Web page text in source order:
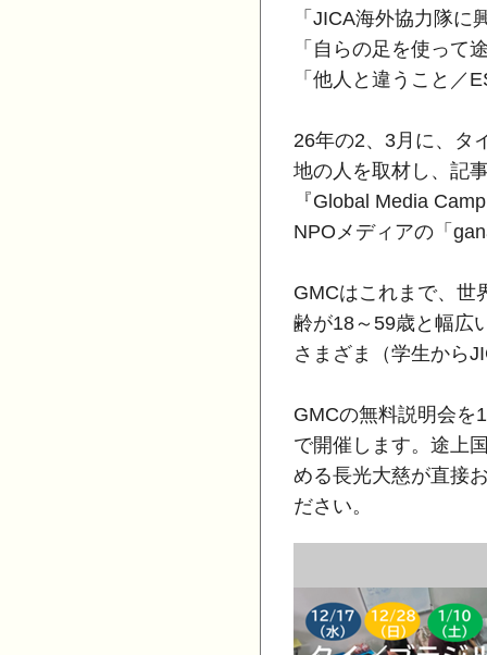
「JICA海外協力隊に
「自らの足を使って
「他人と違うこと／
26年の2、3月に、タ
地の人を取材し、記
『Global Media
NPOメディアの「
GMCはこれまで、世
齢が18～59歳と幅広
さまざま（学生から
GMCの無料説明会を
で開催します。途上
める長光大慈が直接
ださい。